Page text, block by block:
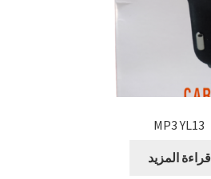
MP3 YL13
قراءة المزيد